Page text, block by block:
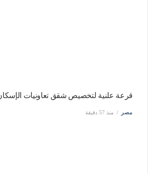
قرعة علنية لتخصيص شقق تعاونيات الإسكان
مصر منذ 57 دقيقة